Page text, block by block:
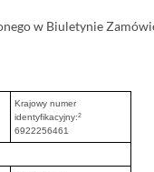
w Biuletynie
Krajowy numer
identyfikacyjny:2
6922256461